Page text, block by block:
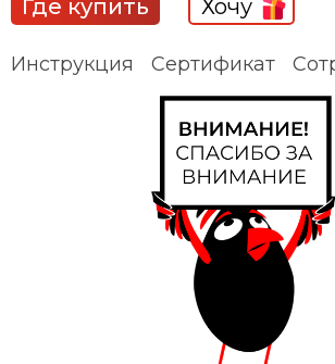
Где купить Хочу
Инструкция Сертификат